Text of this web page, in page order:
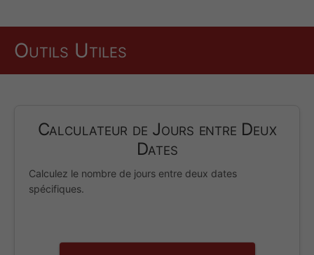
Outils Utiles
Calculateur de Jours entre Deux
Dates
Calculez le nombre de jours entre deux dates
spécifiques.